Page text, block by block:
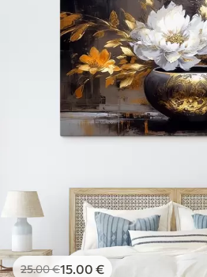
25.00€15.00 €